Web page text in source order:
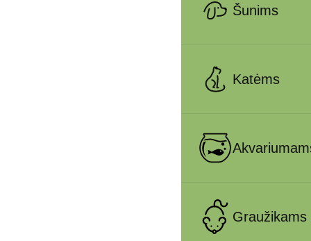
Šunims
Katėms
Graužikams